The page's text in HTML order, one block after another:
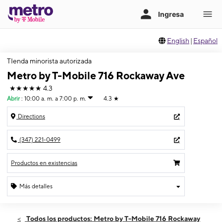
English | Español
TIenda minorista autorizada
Metro by T-Mobile 716 Rockaway Ave
★★★★★ 4.3
Abrir : 10:00 a. m. a 7:00 p. m. 4.3 ★
Directions
(347) 221-0499
Productos en existencias
Más detalles
Jueves:10:00 a. m. a 7:00 p. m.
Todos los productos: Metro by T-Mobile 716 Rockaway